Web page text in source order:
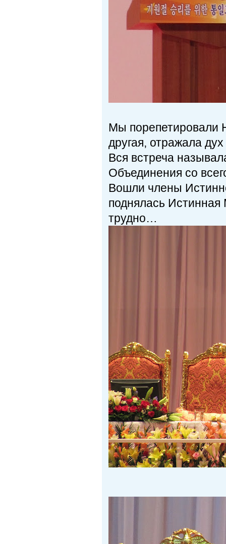
Мы порепетировали
другая, отражала
Вся встреча
Объединения со
Вошли члены
поднялась Истинная
трудно…